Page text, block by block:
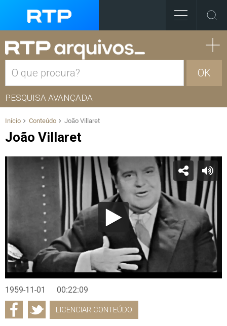
OK
PESQUISA AVANÇADA
Início Conteúdo João Villaret
João Villaret
1959-11-01 00:22:09
LICENCIAR CONTEÚDO